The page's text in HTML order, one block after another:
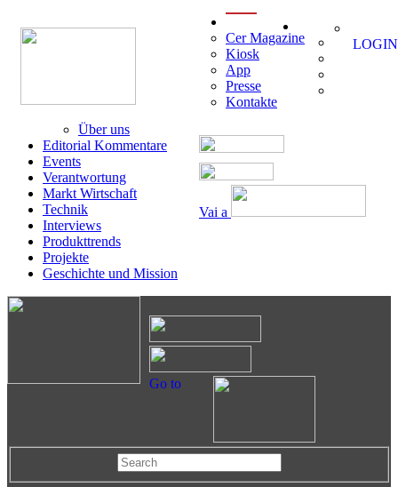
Vai a
Cer Magazine
Kiosk
App
Presse
Kontakte
Über uns
Editorial Kommentare
Events
Verantwortung
Markt Wirtschaft
Technik
Interviews
Produkttrends
Projekte
Geschichte und Mission
LOGIN
Go to